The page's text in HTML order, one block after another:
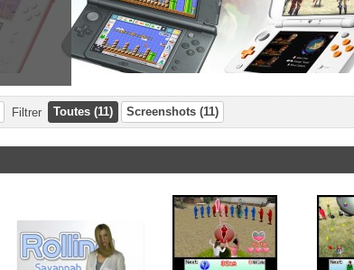
Filtrer Toutes (11) Screenshots (11)